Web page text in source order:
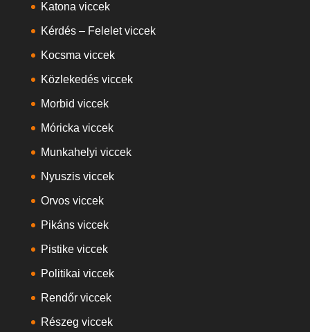
Katona viccek
Kérdés – Felelet viccek
Kocsma viccek
Közlekedés viccek
Morbid viccek
Móricka viccek
Munkahelyi viccek
Nyuszis viccek
Orvos viccek
Pikáns viccek
Pistike viccek
Politikai viccek
Rendőr viccek
Részeg viccek